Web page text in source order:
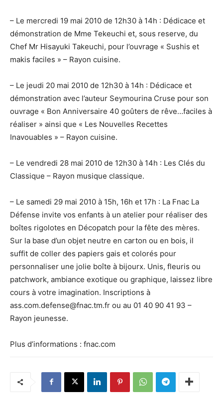
– Le mercredi 19 mai 2010 de 12h30 à 14h : Dédicace et
démonstration de Mme Tekeuchi et, sous reserve, du
Chef Mr Hisayuki Takeuchi, pour l’ouvrage « Sushis et
makis faciles » – Rayon cuisine.
– Le jeudi 20 mai 2010 de 12h30 à 14h : Dédicace et
démonstration avec l’auteur Seymourina Cruse pour son
ouvrage « Bon Anniversaire 40 goûters de rêve…faciles à
réaliser » ainsi que « Les Nouvelles Recettes
Inavouables » – Rayon cuisine.
– Le vendredi 28 mai 2010 de 12h30 à 14h : Les Clés du
Classique – Rayon musique classique.
– Le samedi 29 mai 2010 à 15h, 16h et 17h : La Fnac La
Défense invite vos enfants à un atelier pour réaliser des
boîtes rigolotes en Décopatch pour la fête des mères.
Sur la base d’un objet neutre en carton ou en bois, il
suffit de coller des papiers gais et colorés pour
personnaliser une jolie boîte à bijourx. Unis, fleuris ou
patchwork, ambiance exotique ou graphique, laissez libre
cours à votre imagination. Inscriptions à
ass.com.defense@fnac.tm.fr ou au 01 40 90 41 93 –
Rayon jeunesse.
Plus d’informations : fnac.com